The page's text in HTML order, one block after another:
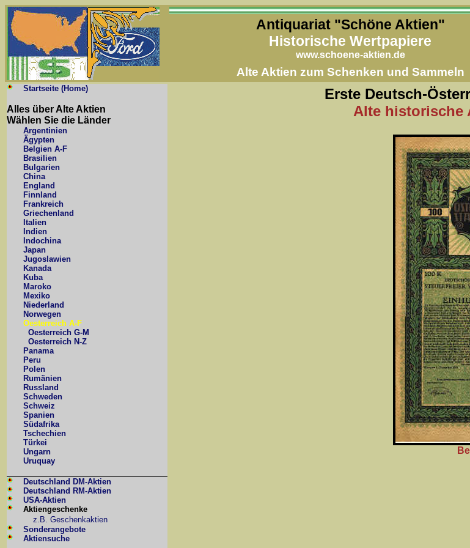
Antiquariat "Schöne Aktien"
Historische Wertpapiere
www.schoene-aktien.de
Alte Aktien zum Schenken und Sammeln
Startseite (Home)
Alles über Alte Aktien
Wählen Sie die Länder
Argentinien
Ägypten
Belgien A-F
Brasilien
Bulgarien
China
England
Finnland
Frankreich
Griechenland
Italien
Indien
Indochina
Japan
Jugoslawien
Kanada
Kuba
Maroko
Mexiko
Niederland
Norwegen
Oesterreich A-F
Oesterreich G-M
Oesterreich N-Z
Panama
Peru
Polen
Rumänien
Russland
Schweden
Schweiz
Spanien
Südafrika
Tschechien
Türkei
Ungarn
Uruquay
Deutschland DM-Aktien
Deutschland RM-Aktien
USA-Aktien
Aktiengeschenke
z.B. Geschenkaktien
Sonderangebote
Aktiensuche
Erste Deutsch-
Alte historische